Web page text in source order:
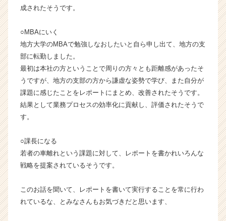
e
成されたそうです。
○MBAにいく
地方大学のMBAで勉強しなおしたいと自ら申し出て、地方の支
部に転勤しました。
最初は本社の方ということで周りの方々とも距離感があったそ
うですが、地方の支部の方から謙虚な姿勢で学び、また自分が
課題に感じたことをレポートにまとめ、改善されたそうです。
結果として業務プロセスの効率化に貢献し、評価されたそうで
す。
○課長になる
若者の車離れという課題に対して、レポートを書かれいろんな
戦略を提案されているそうです。
このお話を聞いて、レポートを書いて実行することを常に行わ
れているな、とみなさんもお気づきだと思います、